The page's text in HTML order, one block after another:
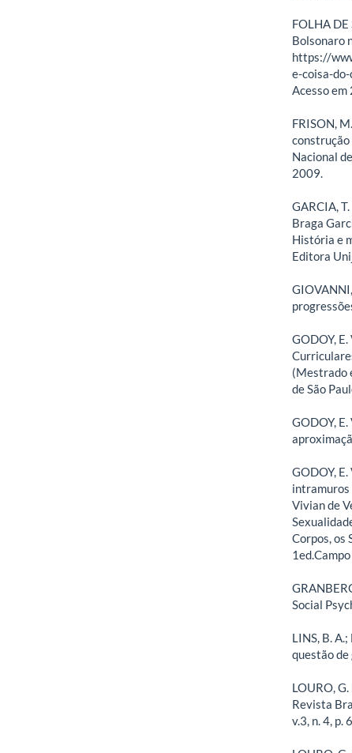
FOLHA
Bolsonaro
https://
e-coisa-
Acesso em
FRISON,
construção
Nacional
2009.
GARCIA,
Braga
História e
Editora
GODOY,
(Mestrado
de São
GODOY,
GODOY,
intramuros
Vivian de
Corpos, os
Social
LINS, B.
questão de
LOURO,
Revista
v.3, n. 4, p.